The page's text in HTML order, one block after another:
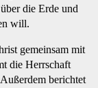
die Erde und
will.
gemeinsam mit
die Herrschaft
berichtet